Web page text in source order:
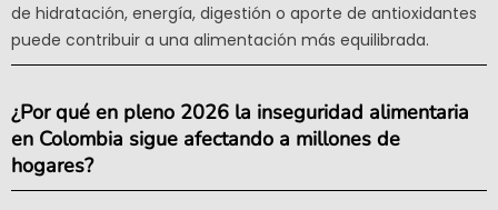
de hidratación, energía, digestión o aporte de antioxidantes
puede contribuir a una alimentación más equilibrada.
¿Por qué en pleno 2026 la inseguridad alimentaria
en Colombia sigue afectando a millones de
hogares?